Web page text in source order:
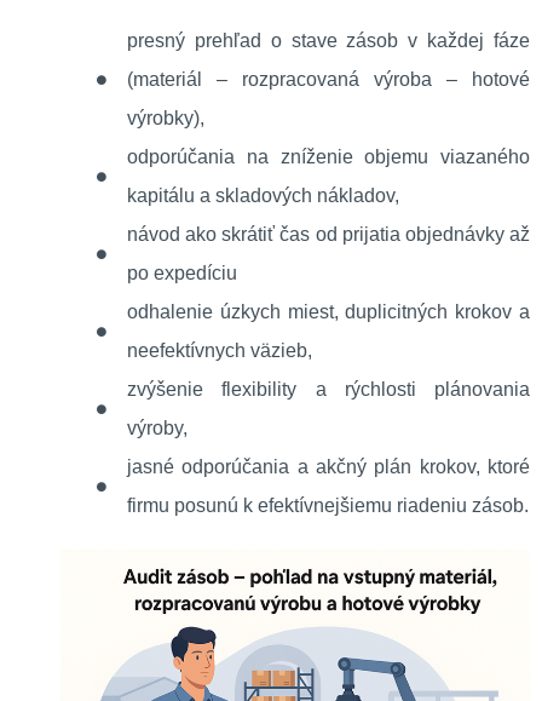
presný prehľad o stave zásob v každej fáze
(materiál – rozpracovaná výroba – hotové
výrobky),
odporúčania na zníženie objemu viazaného
kapitálu a skladových nákladov,
návod ako skrátiť čas od prijatia objednávky až
po expedíciu
odhalenie úzkych miest, duplicitných krokov a
neefektívnych väzieb,
zvýšenie flexibility a rýchlosti plánovania
výroby,
jasné odporúčania a akčný plán krokov, ktoré
firmu posunú k efektívnejšiemu riadeniu zásob.